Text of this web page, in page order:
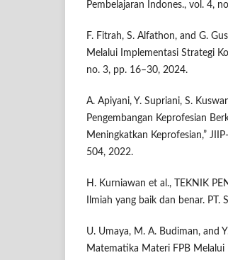
Pembelajaran Indones., vol. 4,
F. Fitrah, S. Alfathon, and G.
Melalui Implementasi Strategi
no. 3, pp. 16–30, 2024.
A. Apiyani, Y. Supriani, S.
Pengembangan Keprofesian
Meningkatkan Keprofesian,”
504, 2022.
H. Kurniawan et al., TEKNIK
Ilmiah yang baik dan benar.
U. Umaya, M. A. Budiman, and
Matematika Materi FPB Melalui